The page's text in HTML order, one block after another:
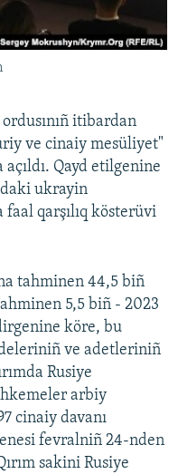
ordusınıñ itibardan
ve cinaiy mesüliyet"
Qayd etilgenine
ukrayin
faal qarşılıq kösterüvi
tahminen 44,5 biñ
5,5 biñ - 2023
köre, bu
ve adetleriniñ
Rusiye
arbiy
cinaiy davanı
fevralniñ 24-nden
sakini Rusiye